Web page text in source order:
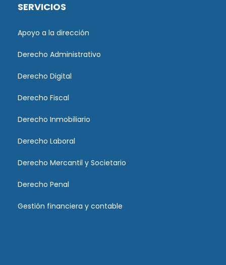
SERVICIOS
Apoyo a la dirección
Derecho Administrativo
Derecho Digital
Derecho Fiscal
Derecho Inmobiliario
Derecho Laboral
Derecho Mercantil y Societario
Derecho Penal
Gestión financiera y contable